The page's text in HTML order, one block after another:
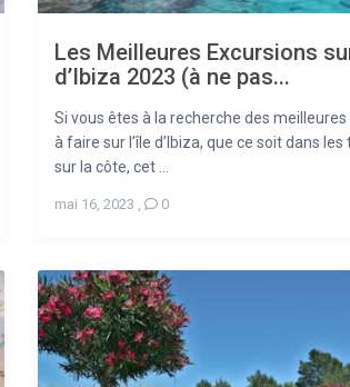
Les Meilleures Excursions
d’Ibiza 2023 (à ne pas...
Si vous êtes à la recherche des
à faire sur l’île d’Ibiza, que ce soit dans les
sur la côte, cet ...
mai 16, 2023 0